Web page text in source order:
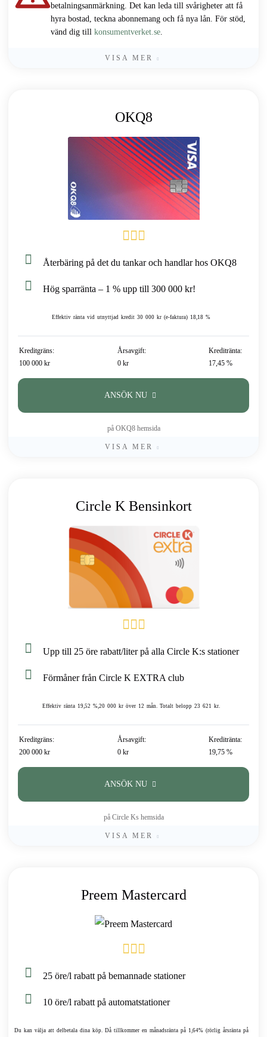
betalningsanmärkning. Det kan leda till svårigheter att få
hyra bostad, teckna abonnemang och få nya lån. För stöd,
vänd dig till konsumentverket.se.
VISA MER
OKQ8
Återbäring på det du tankar och handlar hos OKQ8
Hög sparränta – 1 % upp till 300 000 kr!
Effektiv ränta vid utnyttjad kredit 30 000 kr (e-faktura) 18,18 %
Kreditgräns:
100 000 kr
Årsavgift:
0 kr
Kreditränta:
17,45 %
ANSÖK NU
på OKQ8 hemsida
VISA MER
Circle K Bensinkort
Upp till 25 öre rabatt/liter på alla Circle K:s stationer
Förmåner från Circle K EXTRA club
Effektiv ränta 19,52 %,20 000 kr över 12 mån. Totalt belopp 23 621 kr.
Kreditgräns:
200 000 kr
Årsavgift:
0 kr
Kreditränta:
19,75 %
ANSÖK NU
på Circle Ks hemsida
VISA MER
Preem Mastercard
25 öre/l rabatt på bemannade stationer
10 öre/l rabatt på automatstationer
Du kan välja att delbetala dina köp. Då tillkommer en månadsränta på 1,64% (rörlig årsränta på